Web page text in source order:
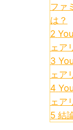
ファ
は？
2
ェア
3
ェア
4
ェア
5 結